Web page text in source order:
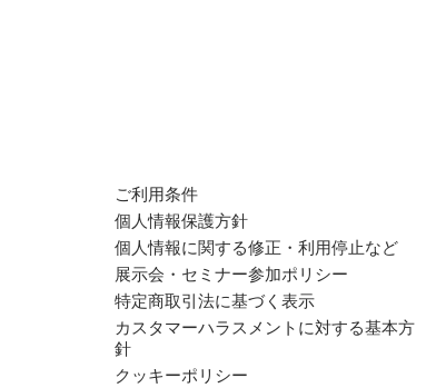
ご利用条件
個人情報保護方針
個人情報に関する修正・利用停止など
展示会・セミナー参加ポリシー
特定商取引法に基づく表示
カスタマーハラスメントに対する基本方
針
クッキーポリシー